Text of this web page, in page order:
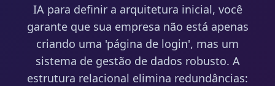
IA para definir a arquitetura inicial, você
garante que sua empresa não está apenas
criando uma 'página de login', mas um
sistema de gestão de dados robusto. A
estrutura relacional elimina redundâncias: